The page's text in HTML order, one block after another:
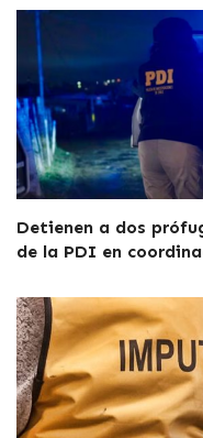
Detienen a dos
de la PDI en